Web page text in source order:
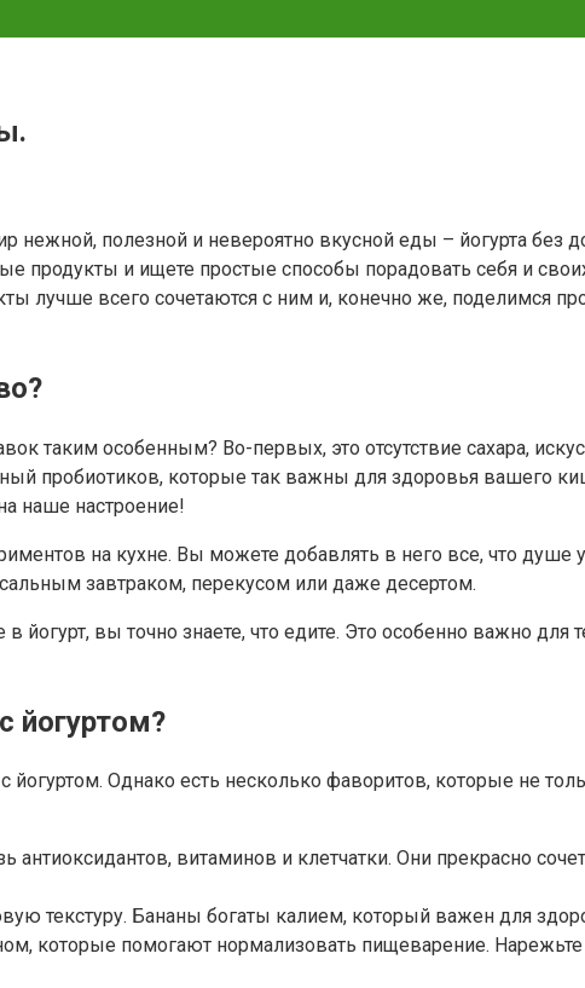
нежной, полезной и невероятно вкусной еды – йогурта без
продукты и ищете простые способы порадовать себя и
лучше всего сочетаются с ним и, конечно же, поделимся
таким особенным? Во-первых, это отсутствие сахара,
пробиотиков, которые так важны для здоровья вашего
наше настроение!
на кухне. Вы можете добавлять в него все, что
завтраком, перекусом или даже десертом.
йогурт, вы точно знаете, что едите. Это особенно важно для
йогуртом?
йогуртом. Однако есть несколько фаворитов, которые не
антиоксидантов, витаминов и клетчатки. Они прекрасно
текстуру. Бананы богаты калием, который важен для
которые помогают нормализовать пищеварение. Нарежьте